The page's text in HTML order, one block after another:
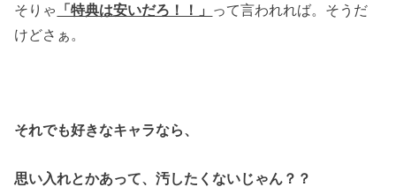
そりゃ 「特典は安いだろ！！」 って言われれば。そうだ
けどさぁ。
それでも好きなキャラなら、
思い入れとかあって、汚したくないじゃん？？